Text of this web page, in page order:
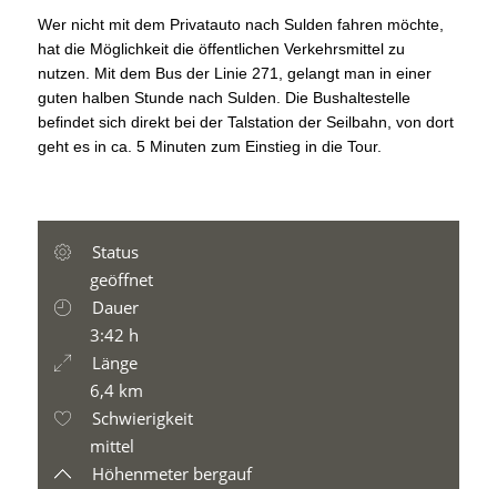
Wer nicht mit dem Privatauto nach Sulden fahren möchte,
hat die Möglichkeit die öffentlichen Verkehrsmittel zu
nutzen. Mit dem Bus der Linie 271, gelangt man in einer
guten halben Stunde nach Sulden. Die Bushaltestelle
befindet sich direkt bei der Talstation der Seilbahn, von dort
geht es in ca. 5 Minuten zum Einstieg in die Tour.
Status
geöffnet
Dauer
3:42 h
Länge
6,4 km
Schwierigkeit
mittel
Höhenmeter bergauf